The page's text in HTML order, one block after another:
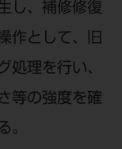
し、補修修復
作として、旧
処理を行い、
等の強度を確
。